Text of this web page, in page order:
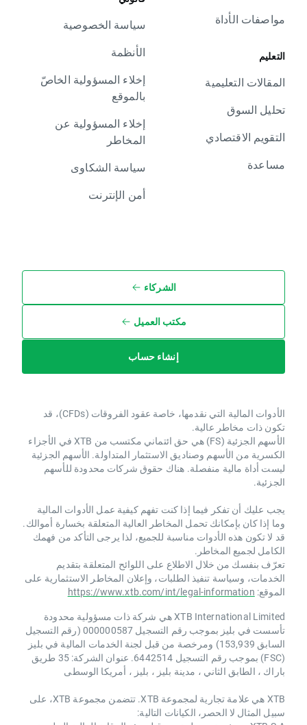
مواصفات الأداة
التعليم
المقالات التعليمية
تحليل السوق
التقويم الاقتصادي
مساعدة
سياسة الخصوصية
الأنظمة
إخلاء المسؤولية الخاصّ
بالموقع
إخلاء المسؤولية عن
المخاطر
سياسة الشكاوى
أمن الإنترنت
الشركاء
مكتب العميل
إنشاء حساب
الأدوات المالية التي نقدمها، خاصة عقود الفروقات (CFDs)، قد
تكون ذات مخاطر عالية.
الأسهم الجزئية (FS) هي حق ائتماني مكتسب من XTB ​​في الأجزاء
الكسرية من الأسهم وصناديق الاستثمار المتداولة. الأسهم الجزئية
ليست أداة مالية منفصلة. هناك حقوق شركات محدودة للأسهم
الجزئية.
يجب عليك أن تفكر فيما إذا كنت تفهم كيفية عمل الأدوات المالية
وما إذا كان بإمكانك تحمل المخاطر العالية المتعلقة بخسارة أموالك.
قد لا تكون هذه الأدوات مناسبة للجميع، لذا يرجى التأكد من فهمك
الكامل لجميع المخاطر.
تعرّف بنفسك من خلال الاطلاع على اللوائح المتعلقة بتقديم
الخدمات، وسياسة تنفيذ الطلبات، وإعلان المخاطر الاستثمارية على
الموقع: https://www.xtb.com/int/legal-information
XTB International Limited هي شركة ذات مسؤولية محدودة
تأسست في بليز بموجب رقم التسجيل 000000587 (رقم التسجيل
السابق 153,939) ومرخصة من قبل لجنة الخدمات المالية في بليز
(FSC) بموجب رقم التسجيل 6442514. عنوان الشركة: 35 طريق
باراك ، الطابق الثاني ، مدينة بليز ، بليز ، أمريكا الوسطى
XTB هي علامة تجارية لمجموعة XTB. تتضمن مجموعة XTB، على
سبيل المثال لا الحصر، الكيانات التالية: